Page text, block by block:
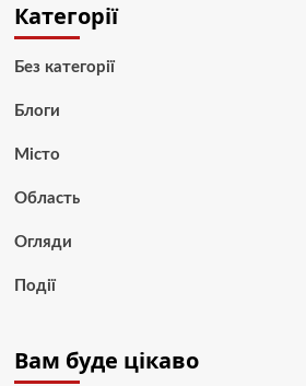
Категорії
Без категорії
Блоги
Місто
Область
Огляди
Події
Вам буде цікаво